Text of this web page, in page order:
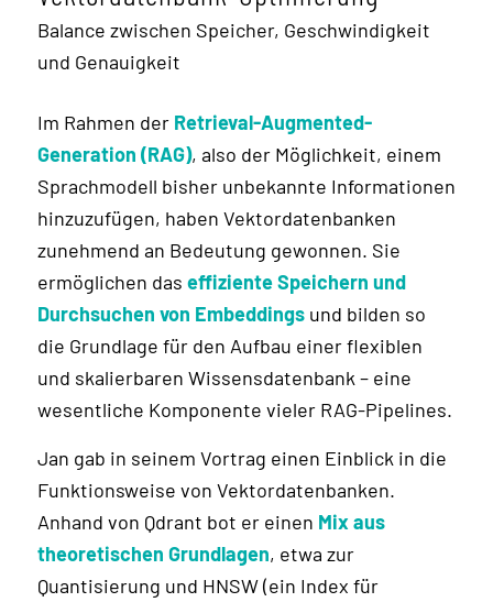
Balance zwischen Speicher, Geschwindigkeit
und Genauigkeit
Im Rahmen der Retrieval-Augmented-
Generation (RAG), also der Möglichkeit, einem
Sprachmodell bisher unbekannte Informationen
hinzuzufügen, haben Vektordatenbanken
zunehmend an Bedeutung gewonnen. Sie
ermöglichen das effiziente Speichern und
Durchsuchen von Embeddingsund bilden so
die Grundlage für den Aufbau einer flexiblen
und skalierbaren Wissensdatenbank – eine
wesentliche Komponente vieler RAG-Pipelines.
Jan gab in seinem Vortrag einen Einblick in die
Funktionsweise von Vektordatenbanken.
Anhand von Qdrant bot er einen Mix aus
theoretischen Grundlagen, etwa zur
Quantisierung und HNSW (ein Index für